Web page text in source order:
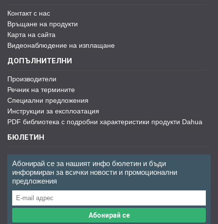
Контакт с нас
Връщане на продукти
Карта на сайта
Видеонаблюдение на изплащане
ДОПЪЛНИТЕЛНИ
Производители
Речник на термините
Специални предложения
Инструкции за експлоатация
PDF библиотека с подробни характеристики продукти Dahua
БЮЛЕТИН
Абонирай се за нашият инфо бюлетин и бъди
информиран за всички новости и промоционални
предложения
Абонирай се